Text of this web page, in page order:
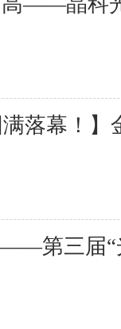
满落幕！
第三届“